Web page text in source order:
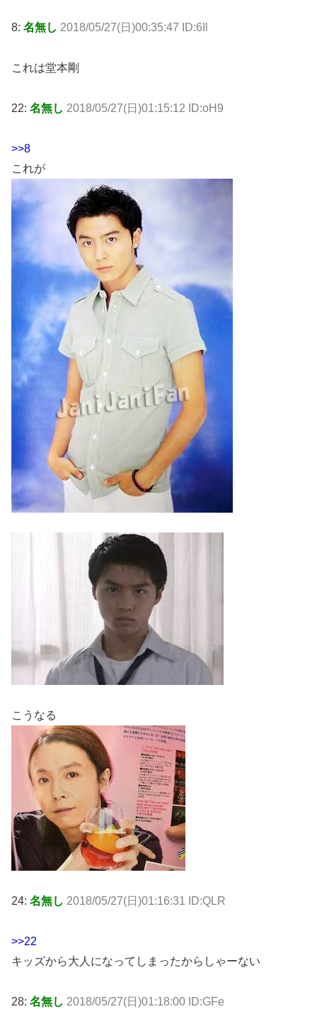
8: 名無し 2018/05/27(日)00:35:47 ID:6Il
これは堂本剛
22: 名無し 2018/05/27(日)01:15:12 ID:oH9
>>8
これが
こうなる
24: 名無し 2018/05/27(日)01:16:31 ID:QLR
>>22
キッズから大人になってしまったからしゃーない
28: 名無し 2018/05/27(日)01:18:00 ID:GFe